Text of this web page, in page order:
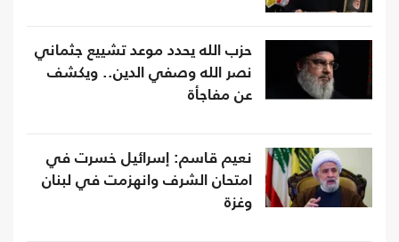
حزب الله يحدد موعد تشييع جثماني
نصر الله وصفي الدين.. ويكشف
عن مفاجأة
نعيم قاسم: إسرائيل خسرت في
امتحان الشرف وانهزمت في لبنان
وغزة